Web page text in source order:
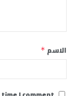
الاسم *